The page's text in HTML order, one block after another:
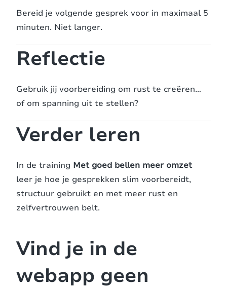
Bereid je volgende gesprek voor in maximaal 5
minuten. Niet langer.
Reflectie
Gebruik jij voorbereiding om rust te creëren…
of om spanning uit te stellen?
Verder leren
In de training Met goed bellen meer omzet
leer je hoe je gesprekken slim voorbereidt,
structuur gebruikt en met meer rust en
zelfvertrouwen belt.
Vind je in de
webapp geen